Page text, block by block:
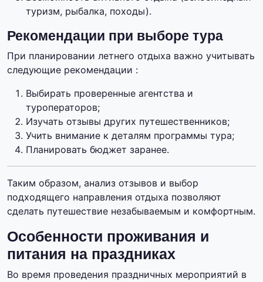
туризм, рыбалка, походы).
Рекомендации при выборе тура
При планировании летнего отдыха важно учитывать
следующие рекомендации :
Выбирать проверенные агентства и
туроператоров;
Изучать отзывы других путешественников;
Учить внимание к деталям программы тура;
Планировать бюджет заранее.
Таким образом, анализ отзывов и выбор
подходящего направления отдыха позволяют
сделать путешествие незабываемым и комфортным.
Особенности проживания и
питания на праздниках
Во время проведения праздничных мероприятий в